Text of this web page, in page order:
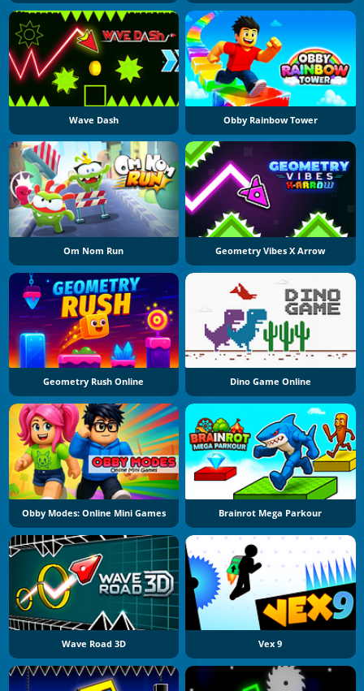
Wave Dash Obby Rainbow Tower
Om Nom Run Geometry Vibes X Arrow
Geometry Rush Online Dino Game Online
Obby Modes: Online Mini Games Brainrot Mega Parkour
Wave Road 3D Vex 9